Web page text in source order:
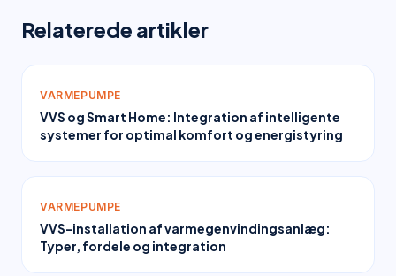
Relaterede artikler
VARMEPUMPE
VVS og Smart Home: Integration af intelligente
systemer for optimal komfort og energistyring
VARMEPUMPE
VVS-installation af varmegenvindingsanlæg:
Typer, fordele og integration